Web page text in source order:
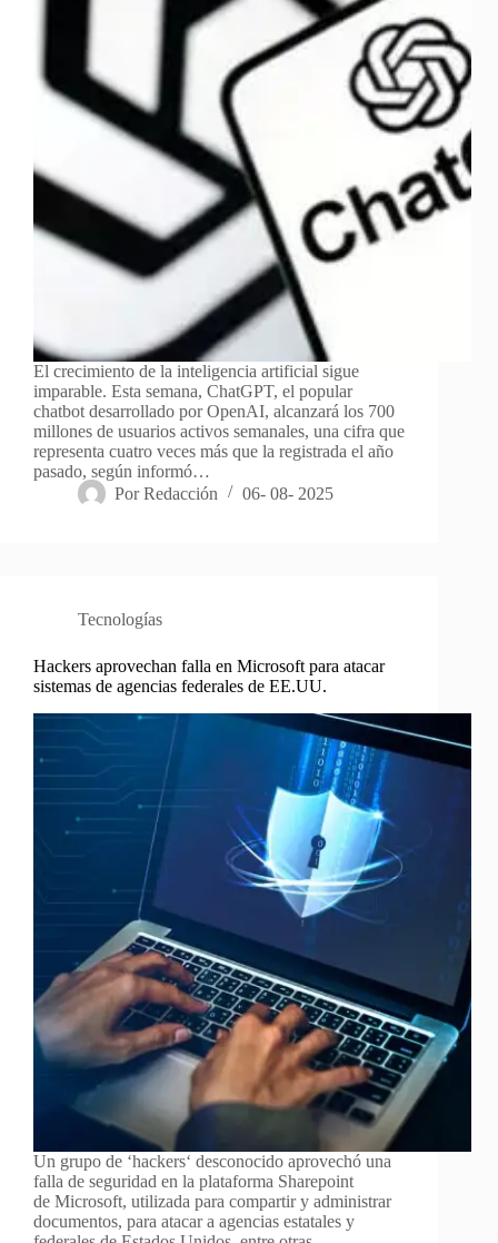
El crecimiento de la inteligencia artificial sigue
imparable. Esta semana, ChatGPT, el popular
chatbot desarrollado por OpenAI, alcanzará los 700
millones de usuarios activos semanales, una cifra que
representa cuatro veces más que la registrada el año
pasado, según informó…
Por Redacción 06- 08- 2025
Tecnologías
Hackers aprovechan falla en Microsoft para atacar
sistemas de agencias federales de EE.UU.
Un grupo de ‘hackers‘ desconocido aprovechó una
falla de seguridad en la plataforma Sharepoint
de Microsoft, utilizada para compartir y administrar
documentos, para atacar a agencias estatales y